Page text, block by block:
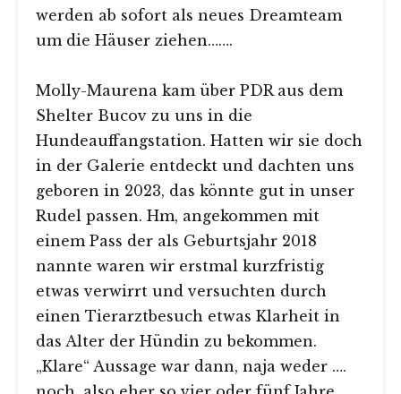
werden ab sofort als neues Dreamteam
um die Häuser ziehen…….
Molly-Maurena kam über PDR aus dem
Shelter Bucov zu uns in die
Hundeauffangstation. Hatten wir sie doch
in der Galerie entdeckt und dachten uns
geboren in 2023, das könnte gut in unser
Rudel passen. Hm, angekommen mit
einem Pass der als Geburtsjahr 2018
nannte waren wir erstmal kurzfristig
etwas verwirrt und versuchten durch
einen Tierarztbesuch etwas Klarheit in
das Alter der Hündin zu bekommen.
„Klare“ Aussage war dann, naja weder ….